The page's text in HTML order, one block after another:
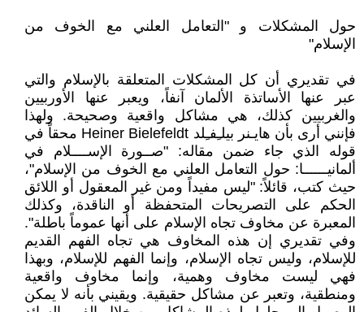
حول المشكلات و "التعامل العلني مع الخوف من
الإسلام"
في تقديري أن كل المشكلات المتعلقة بالإسلام والتي
عبر عنها الأساتذة الألمان آنفاً، ويعبر عنها الأوربيين
والغربيين كذلك، هي مشاكل واقعية وصحيحة. ولهذا
فإنني أرى بأن هايـنر بيلـِفـِلد Heiner Bielefeldt محقاً في
قوله الذي جاء ضمن مقاله: "صــورة الإســــلام في
ألمانيــــــا: حول التعامل العلني مع الخوف من الإسلام"،
حيث كتب، قائلاً: "ليس مفيداً ومن غير المعقول أو اللائق
الحكم على التصريحات المتحفظة أو الناقدة، وكذلك
المعبرة عن مخاوف تجاه الإسلام على أنها عموماً باطلة".
وفي تقديري إن هذه المخاوف هي تجاه الفهم القديم
للإسلام، وليس تجاه الإسلام، وإنما الفهم للإسلام، وبهذا
فهي ليست مخاوف وهمية، وإنما مخاوف واقعية
ومنطقية، وتعبر عن مشاكل حقيقية. ويقيني بأنه لا يمكن